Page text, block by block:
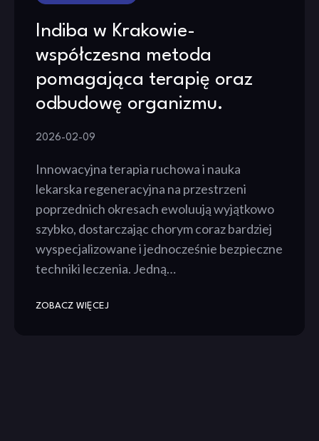
Indiba w Krakowie-
współczesna metoda
pomagająca terapię oraz
odbudowę organizmu.
2026-02-09
Innowacyjna terapia ruchowa i nauka
lekarska regeneracyjna na przestrzeni
poprzednich okresach ewoluują wyjątkowo
szybko, dostarczając chorym coraz bardziej
wyspecjalizowane i jednocześnie bezpieczne
techniki leczenia. Jedną…
ZOBACZ WIĘCEJ